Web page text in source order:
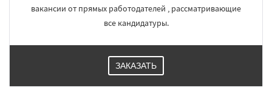
вакансии от прямых работодателей , рассматривающие
все кандидатуры.
ЗАКАЗАТЬ